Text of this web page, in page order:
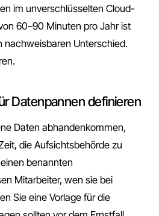
im unverschlüsselten Cloud-
60–90 Minuten pro Jahr ist
nachweisbaren Unterschied.
Datenpannen definieren
Daten abhandenkommen,
die Aufsichtsbehörde zu
benannten
Mitarbeiter, wen sie bei
Sie eine Vorlage für die